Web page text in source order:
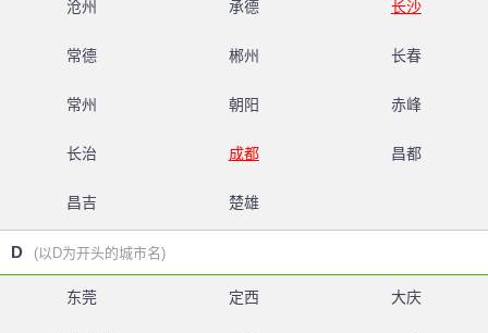
沧州 承德 长沙
常德 郴州 长春
常州 朝阳 赤峰
长治 成都 昌都
昌吉 楚雄
D (以D为开头的城市名)
东莞 定西 大庆